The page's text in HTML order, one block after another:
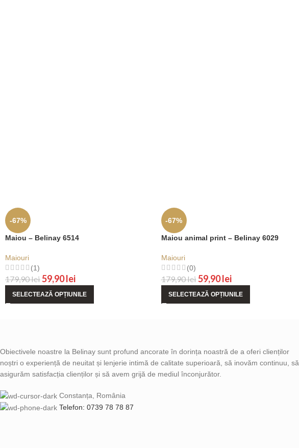
-67%
Maiou – Belinay 6514
Maiouri
(1)
179,90lei59,90lei
SELECTEAZĂ OPȚIUNILE
-67%
Maiou animal print – Belinay 6029
Maiouri
(0)
179,90lei59,90lei
SELECTEAZĂ OPȚIUNILE
Obiectivele noastre la Belinay sunt profund ancorate în dorința noastră de a oferi clienților
noștri o experiență de neuitat și lenjerie intimă de calitate superioară, să inovăm continuu, să
asigurăm satisfacția clienților și să avem grijă de mediul înconjurător.
Constanța, România
Telefon: 0739 78 78 87